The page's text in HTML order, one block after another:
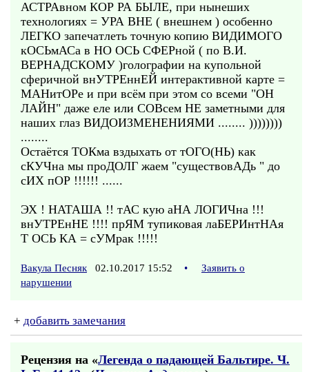
АСТРАвном КОР РА БЫЛЕ, при нынеших
технологиях = УРА ВНЕ ( внешнем ) особенно
ЛЕГКО запечатлеть точную копию ВИДИМОГО
кОСЬмАСа в НО ОСЬ СФЕРной ( по В.И.
ВЕРНАДСКОМУ )голографии на купольной
сферичной внУТРЕннЕЙ интерактивной карте =
МАНитОРе и при всём при этом со всеми "ОН
ЛАЙН" даже еле или СОВсем НЕ заметными для
наших глаз ВИДОИЗМЕНЕНИЯМИ ........ ))))))))
........
Остаётся ТОКма вздыхать от тОГО(НЬ) как
сКУЧна мы проДОЛГ жаем "существовАДь " до
сИХ пОР !!!!!! ......
ЭХ ! НАТАША !! тАС кую аНА ЛОГИЧна !!!
внУТРЕнНЕ !!!! прЯМ тупиковая лаБЕРИнтНАя
Т ОСЬ КА = сУМрак !!!!!
Вакула Песняк 02.10.2017 15:52 •
Заявить о
нарушении
+ добавить замечания
Рецензия на «Легенда о падающей Бальтире. Ч.